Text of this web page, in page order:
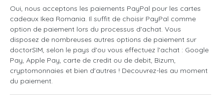
Oui, nous acceptons les paiements PayPal pour les cartes
cadeaux Ikea Romania. Il suffit de choisir PayPal comme
option de paiement lors du processus d'achat. Vous
disposez de nombreuses autres options de paiement sur
doctorSIM, selon le pays d'ou vous effectuez l'achat : Google
Pay, Apple Pay, carte de credit ou de debit, Bizum,
cryptomonnaies et bien d'autres ! Decouvrez-les au moment
du paiement.